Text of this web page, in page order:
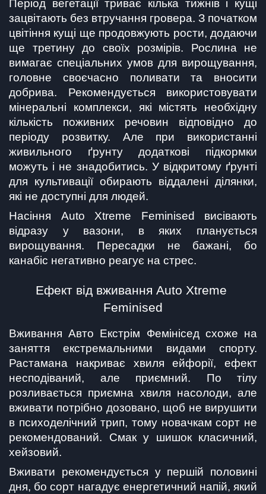
Період вегетації триває кілька тижнів і кущі
зацвітають без втручання гровера. З початком
цвітіння кущі ще продовжують рости, додаючи
ще третину до своїх розмірів. Рослина не
вимагає спеціальних умов для вирощування,
головне своєчасно поливати та вносити
добрива. Рекомендується використовувати
мінеральні комплекси, які містять необхідну
кількість поживних речовин відповідно до
періоду розвитку. Але при використанні
живильного ґрунту додаткові підкормки
можуть і не знадобитись. У відкритому ґрунті
для культивації обирають віддалені ділянки,
які не доступні для людей.
Насіння Auto Xtreme Feminised висівають
відразу у вазони, в яких планується
вирощування. Пересадки не бажані, бо
канабіс негативно реагує на стрес.
Ефект від вживання Auto Xtreme
Feminised
Вживання Авто Екстрім Фемінісед схоже на
заняття екстремальними видами спорту.
Растамана накриває хвиля ейфорії, ефект
несподіваний, але приємний. По тілу
розливається приємна хвиля насолоди, але
вживати потрібно дозовано, щоб не вирушити
в психоделічний трип, тому новачкам сорт не
рекомендований. Смак у шишок класичний,
хейзовий.
Вживати рекомендується у першій половині
дня, бо сорт нагадує енергетичний напій, який